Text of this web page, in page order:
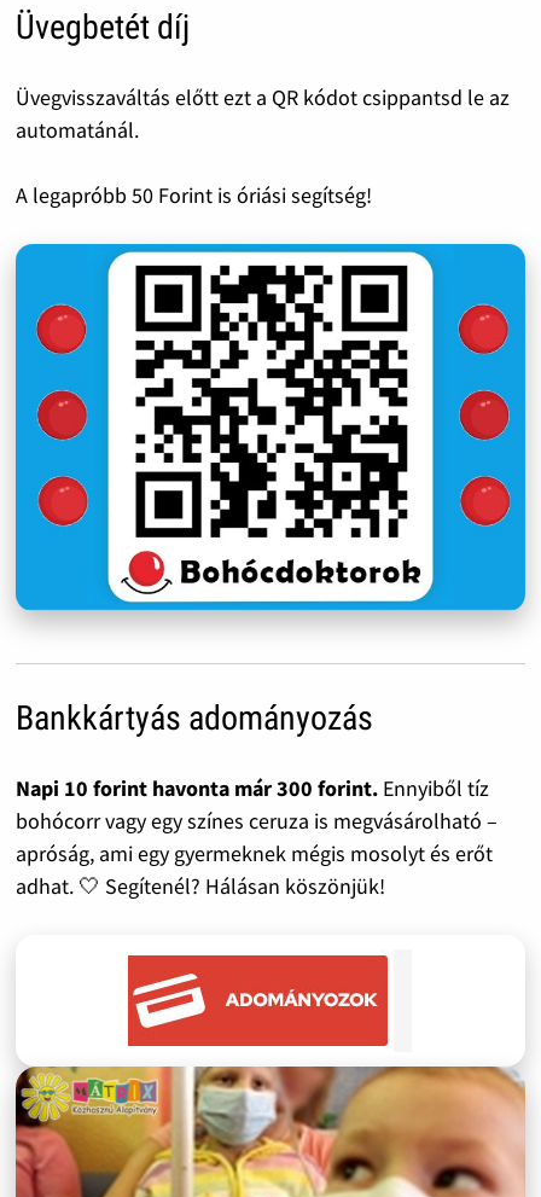
Üvegbetét díj
Üvegvisszaváltás előtt ezt a QR kódot csippantsd le az
automatánál.
A legapróbb 50 Forint is óriási segítség!
Bankkártyás adományozás
Napi 10 forint havonta már 300 forint.Ennyiből tíz
bohócorr vagy egy színes ceruza is megvásárolható –
apróság, ami egy gyermeknek mégis mosolyt és erőt
adhat. 🤍 Segítenél? Hálásan köszönjük!